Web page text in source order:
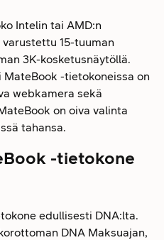
Intelin tai AMD:n
15-tuuman
3K-kosketusnäytöllä.
-tietokoneissa on
webkamera sekä
on oiva valinta
tahansa.
-tietokone
edullisesti DNA:lta.
DNA Maksuajan,